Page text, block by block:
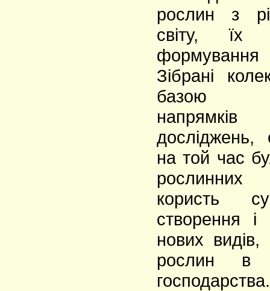
рослин з
світу, їх
Зібрані
базою
досліджень,
на той час
рослинних
користь
створення і
нових
рослин в
господарства.